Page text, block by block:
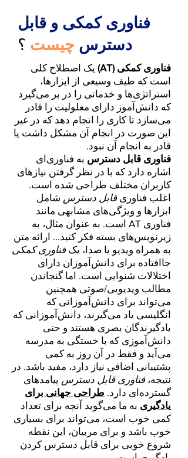
فناوری کمکی و قابل
دسترس چیست ؟
فناوری کمکی (AT)
یک اصطلاح کلی
است که طیف وسیعی از ابزارها،
استراتژی‌ها و خدماتی را در بر می‌گیرد
که دانش‌آموز دارای معلولیت را قادر
می‌سازد تا کاری را انجام دهد که در غیر
این صورت در انجام آن مشکل داشت یا
قادر به انجام آن نبود.
فناوری قابل دسترس به فناوری‌ای
اشاره دارد که با در نظر گرفتن نیازهای
کاربران مختلف طراحی شده است.
اغلب فناوریقابل دسترس شامل
ابزارها و ویژگی‌های مشابهی مانند
فناوری AT است. به عنوان مثال، به
زیرنویس‌های بسته فکر کنید... ارائه متن
به همراه ویدیو یا صدا، یکفناوری کمکی
جاافتاده برای دانش‌آموزان دارای
اختلالات شنوایی است. اما گنجاندن
مطالب ویدیویی/صوتی همچنین
می‌تواند برای دانش‌آموزانی که
انگلیسی یاد می‌گیرند، دانش‌آموزانی که
یادگیرندگان بصری هستند و حتی
دانش‌آموزی که با خستگی به مدرسه
می‌آید و فقط در آن روز به کمی
پشتیبانی اضافی نیاز دارد، مفید باشد. در
نتیجه،فناوری قابل دسترس پیامدهای
گسترده‌ای دارد. طراحی جهانی برای
یادگیری به ما می‌گوید آنچه برای تعداد
کمی خوب است، می‌تواند برای بسیاری
خوب باشد و برای مربیان، این نقطه
شروع خوبی برای قابل دسترس کردن